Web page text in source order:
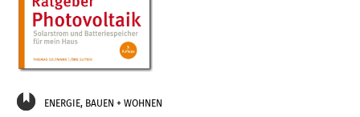
ENERGIE, BAUEN + WOHNEN